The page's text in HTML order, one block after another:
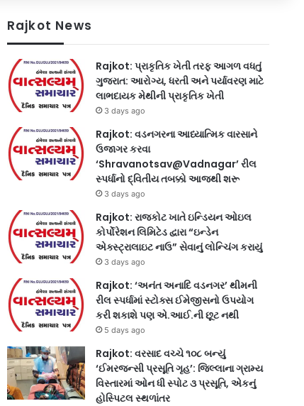
Rajkot News
Rajkot: પ્રાકૃતિક ખેતી તરફ આગળ વધતું
ગુજરાત: આરોગ્ય, ધરતી અને પર્યાવરણ માટે
લાભદાયક મેથીની પ્રાકૃતિક ખેતી
3 days ago
Rajkot: વડનગરના આધ્યાત્મિક વારસાને
ઉજાગર કરવા
‘Shravanotsav@Vadnagar’ રીલ
સ્પર્ધાનો દ્વિતીય તબક્કો આજથી શરૂ
3 days ago
Rajkot: રાજકોટ ખાતે ઇન્ડિયન ઓઇલ
કોર્પોરેશન લિમિટેડ દ્વારા “ઇન્ડેન
એક્સ્ટ્રાલાઇટ નાઉ” સેવાનું લોન્ચિંગ કરાયું
3 days ago
Rajkot: ‘અનંત અનાદિ વડનગર’ થીમની
રીલ સ્પર્ધામાં સ્ટોક્સ ઈમેજીસનો ઉપયોગ
કરી શકાશે પણ એ.આઈ.ની છૂટ નથી
5 days ago
Rajkot: વરસાદ વચ્ચે ૧૦૮ બન્યું
‘ઈમરજન્સી પ્રસૂતિ ગૃહ’: જિલ્લાના ગ્રામ્ય
વિસ્તારમાં ઓન ધી સ્પોટ ૩ પ્રસૂતિ, એકનું
હોસ્પિટલ સ્થળાંતર